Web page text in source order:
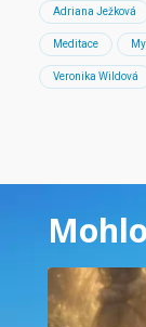
Adriana Ježková
Meditace
Veronika Wildová